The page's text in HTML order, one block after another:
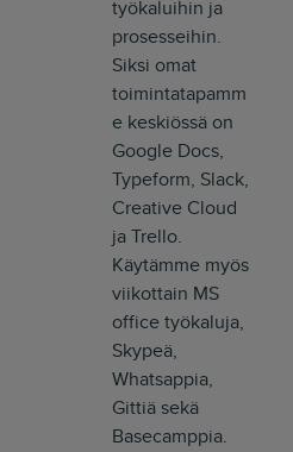
työkaluihin ja
prosesseihin.
Siksi omat
toimintatapamm
e keskiössä on
Google Docs,
Typeform, Slack,
Creative Cloud
ja Trello.
Käytämme myös
viikottain MS
office työkaluja,
Skypeä,
Whatsappia,
Gittiä sekä
Basecamppia.